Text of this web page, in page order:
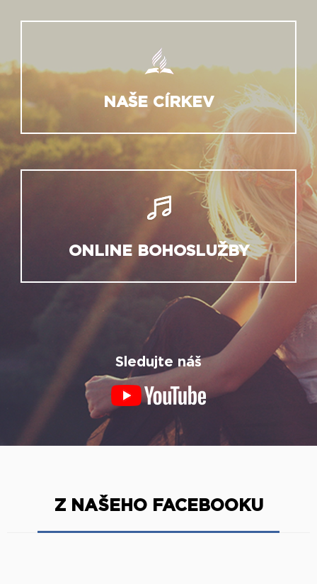
NAŠE CÍRKEV
ONLINE BOHOSLUŽBY
Sledujte náš
Z NAŠEHO FACEBOOKU